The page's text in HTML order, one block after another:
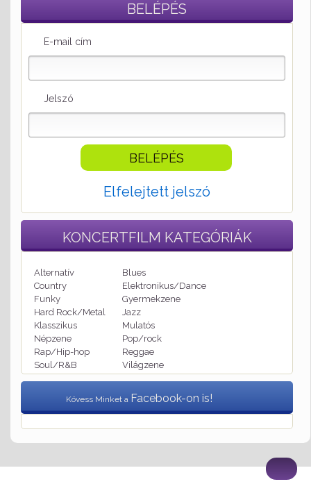
BELÉPÉS
E-mail cím
Jelszó
Elfelejtett jelszó
KONCERTFILM KATEGÓRIÁK
Alternatív
Blues
Country
Elektronikus/Dance
Funky
Gyermekzene
Hard Rock/Metal
Jazz
Klasszikus
Mulatós
Népzene
Pop/rock
Rap/Hip-hop
Reggae
Soul/R&B
Világzene
Kövess Minket a Facebook-on is!